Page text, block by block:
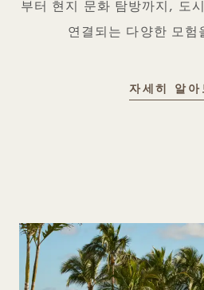
부터 현지 문화 탐방까지, 도
연결되는 다양한 모험
자세히 알아